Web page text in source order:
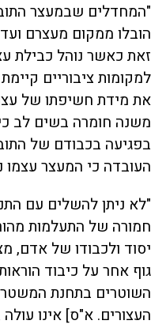
"המחדלים שבמעצר
הובלו ממקום מעצרם
זאת כאשר נוהל כבילת
למקומות ציבוריים
את מידת חשיפתו של
משנה חומרה בשים לב
בפגיעה בכבודם של
העובדה כי המעצר
"לא ניתן להשלים עם
חמורה של התעלמות
יסוד ולכבודו של אדם,
גוף אחר על כיבוד
השוטרים בתחנת
העצורים. א"ס] אינו